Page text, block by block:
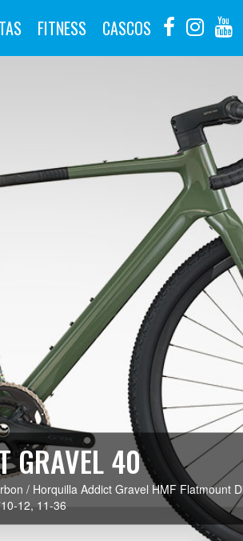
FITNESS CASCOS
GRAVEL 40
/ Horquilla Addict Gravel HMF Flatmount
12, 11-36